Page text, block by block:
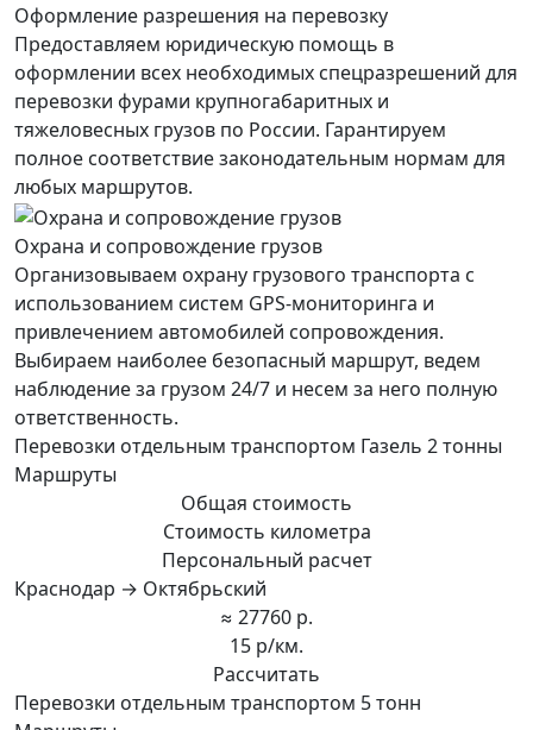
Оформление разрешения на перевозку
Предоставляем юридическую помощь в
оформлении всех необходимых спецразрешений для
перевозки фурами крупногабаритных и
тяжеловесных грузов по России. Гарантируем
полное соответствие законодательным нормам для
любых маршрутов.
Охрана и сопровождение грузов
Организовываем охрану грузового транспорта с
использованием систем GPS-мониторинга и
привлечением автомобилей сопровождения.
Выбираем наиболее безопасный маршрут, ведем
наблюдение за грузом 24/7 и несем за него полную
ответственность.
Перевозки отдельным транспортом Газель 2 тонны
Маршруты
Общая стоимость
Стоимость километра
Персональный расчет
Краснодар → Октябрьский
≈ 27760 р.
15 р/км.
Рассчитать
Перевозки отдельным транспортом 5 тонн